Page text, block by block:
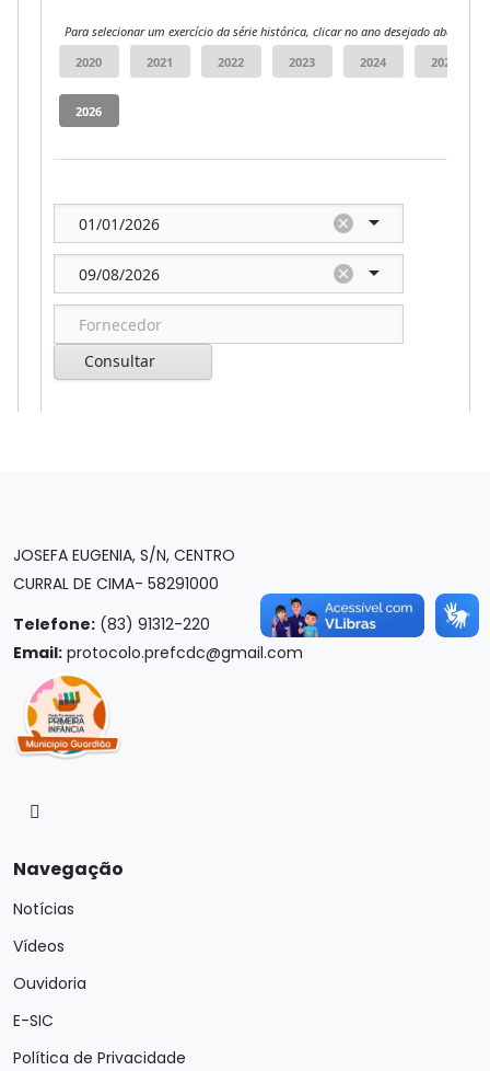
JOSEFA EUGENIA, S/N, CENTRO
CURRAL DE CIMA- 58291000
Telefone: (83) 91312-220
Email: protocolo.prefcdc@gmail.com
Navegação
Notícias
Vídeos
Ouvidoria
E-SIC
Política de Privacidade